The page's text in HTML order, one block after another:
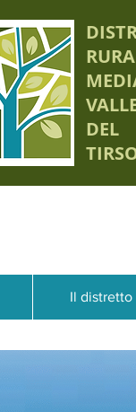
DEL
Il distretto